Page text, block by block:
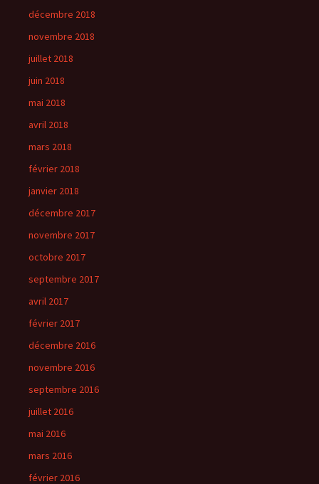
décembre 2018
novembre 2018
juillet 2018
juin 2018
mai 2018
avril 2018
mars 2018
février 2018
janvier 2018
décembre 2017
novembre 2017
octobre 2017
septembre 2017
avril 2017
février 2017
décembre 2016
novembre 2016
septembre 2016
juillet 2016
mai 2016
mars 2016
février 2016